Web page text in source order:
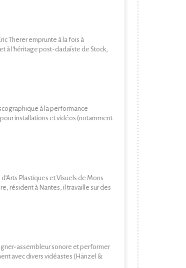
Therer emprunte à la fois à
à l'héritage post-dadaïste de Stock,
à la performance
installations et vidéos (notamment
Plastiques et Visuels de Mons
résident à Nantes, il travaille sur des
assembleur sonore et performer
avec divers vidéastes (Hänzel &